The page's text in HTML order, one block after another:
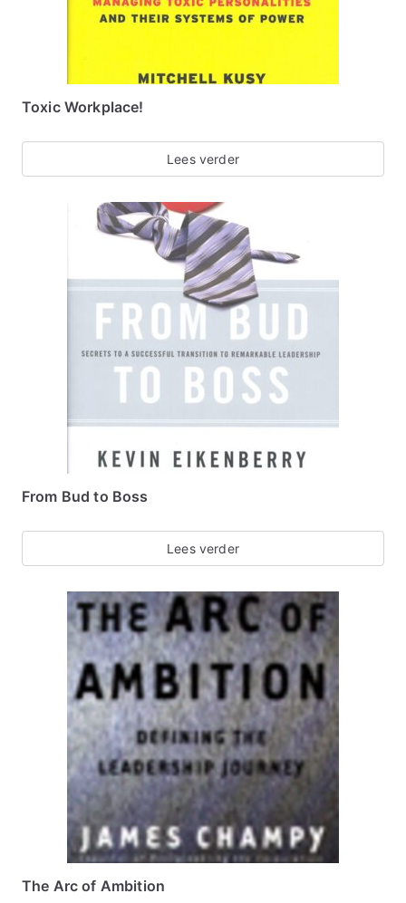
Toxic Workplace!
Lees verder
From Bud to Boss
Lees verder
The Arc of Ambition